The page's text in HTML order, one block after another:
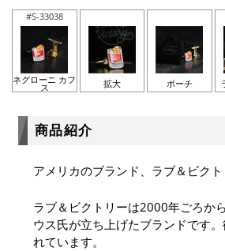
#S-33038
ネグローニ カフ
ス 拡大 ポーチ
商品紹介
アメリカのブランド、ラブ＆ビク
ラブ＆ビクトリーは2000年ごろか
ウス氏が立ち上げたブランドです
れています。